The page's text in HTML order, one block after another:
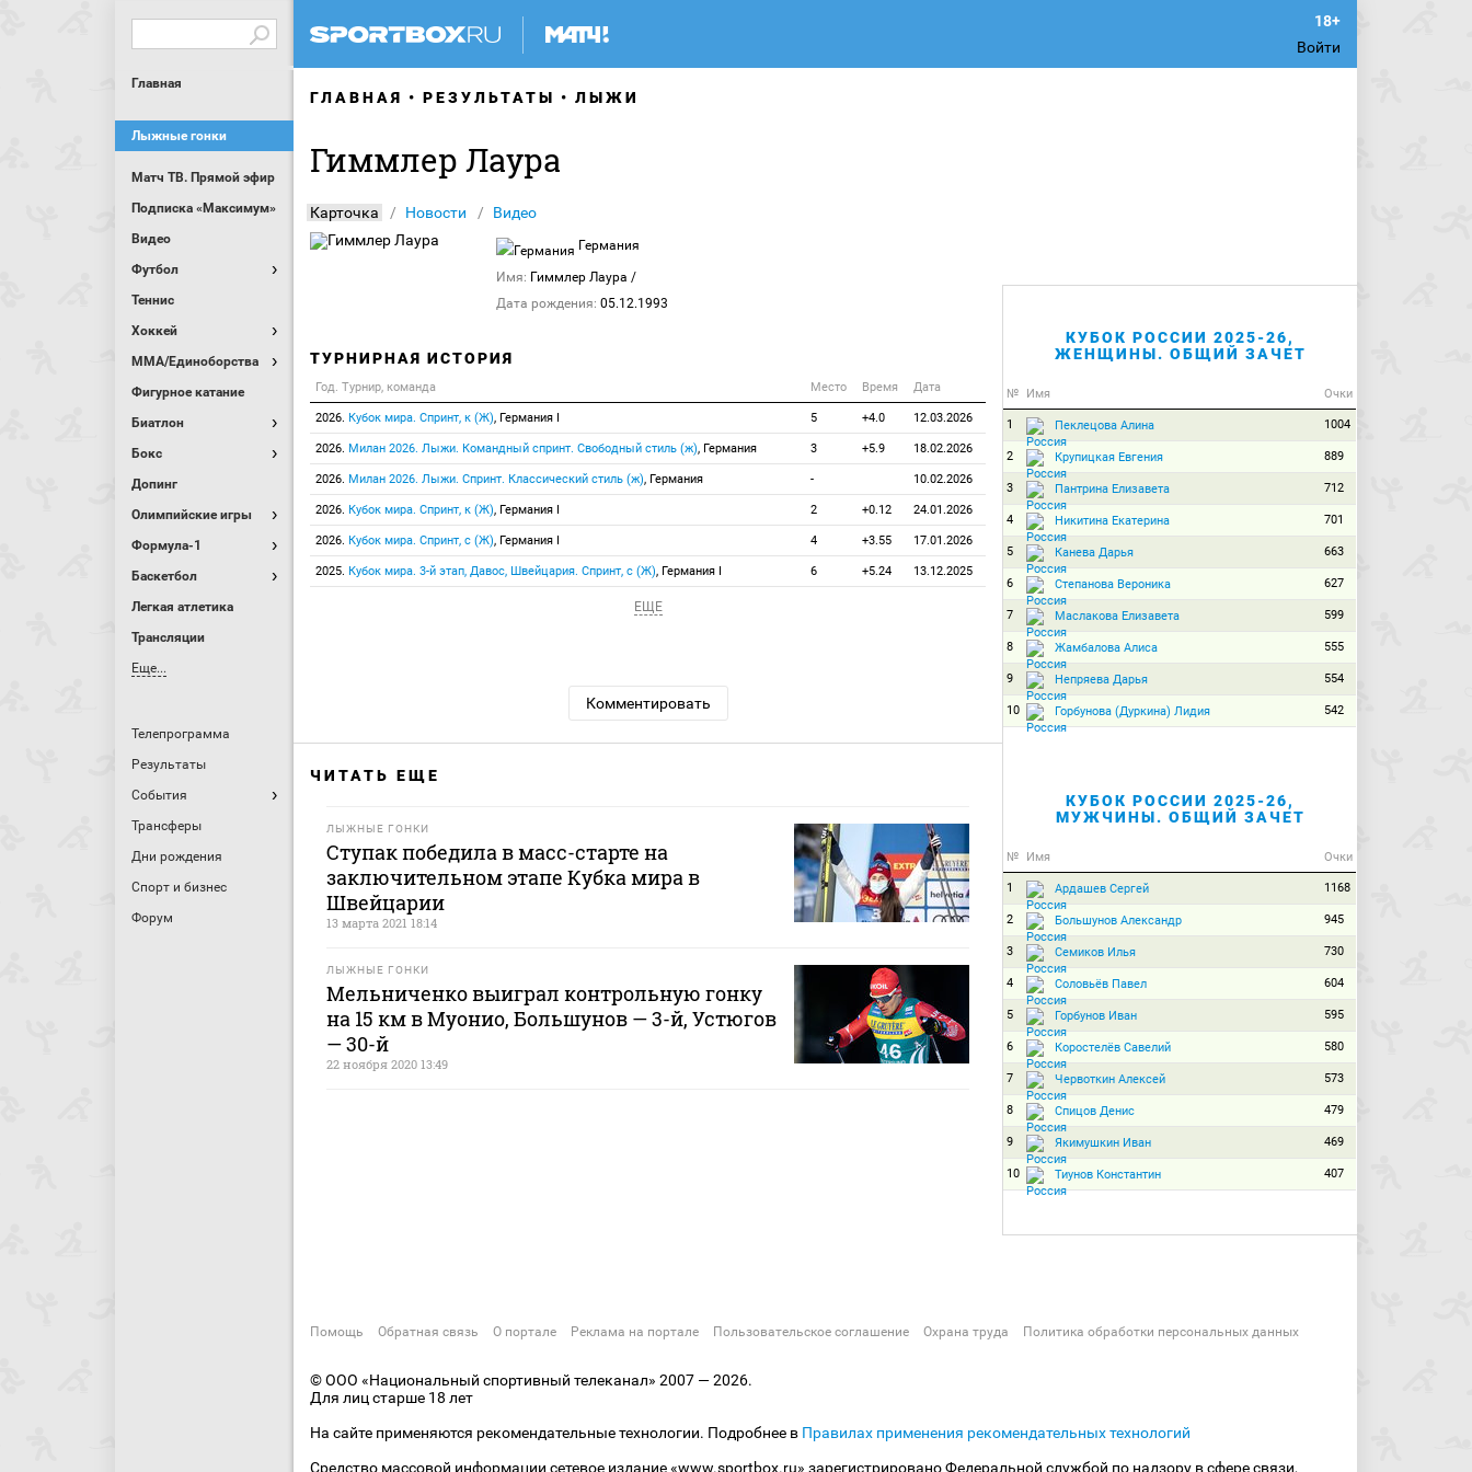
Войти
Главная
Лыжные гонки
Матч ТВ. Прямой эфир
Подписка «Максимум»
Видео
Футбол
Теннис
Хоккей
MMA/Единоборства
Фигурное катание
Биатлон
Бокс
Допинг
Олимпийские игры
Формула-1
Баскетбол
Легкая атлетика
Трансляции
Еще...
Телепрограмма
Результаты
События
Трансферы
Дни рождения
Спорт и бизнес
Форум
ГЛАВНАЯ РЕЗУЛЬТАТЫ ЛЫЖИ
Гиммлер Лаура
Карточка Новости Видео
Германия
Имя: Гиммлер Лаура /
Дата рождения: 05.12.1993
ТУРНИРНАЯ ИСТОРИЯ
Год. Турнир, команда Место Время Дата
2026. Кубок мира. Спринт, к (Ж), Германия I 5 +4.0 12.03.2026
2026. Милан 2026. Лыжи. Командный спринт. Свободный стиль (ж), Германия 3 +5.9 18.02.2026
2026. Милан 2026. Лыжи. Спринт. Классический стиль (ж), Германия - 10.02.2026
2026. Кубок мира. Спринт, к (Ж), Германия I 2 +0.12 24.01.2026
2026. Кубок мира. Спринт, с (Ж), Германия I 4 +3.55 17.01.2026
2025. Кубок мира. 3-й этап, Давос, Швейцария. Спринт, с (Ж), Германия I 6 +5.24 13.12.2025
ЕЩЕ
Комментировать
ЧИТАТЬ ЕЩЕ
ЛЫЖНЫЕ ГОНКИ
Ступак победила в масс-старте на
заключительном этапе Кубка мира в
Швейцарии
13 марта 2021 18:14
ЛЫЖНЫЕ ГОНКИ
Мельниченко выиграл контрольную гонку
на 15 км в Муонио, Большунов — 3-й, Устюгов
— 30-й
22 ноября 2020 13:49
КУБОК РОССИИ 2025-26,
ЖЕНЩИНЫ. ОБЩИЙ ЗАЧЕТ
№ Имя Очки
1 Пеклецова Алина 1004
2 Крупицкая Евгения 889
3 Пантрина Елизавета 712
4 Никитина Екатерина 701
5 Канева Дарья 663
6 Степанова Вероника 627
7 Маслакова Елизавета 599
8 Жамбалова Алиса 555
9 Непряева Дарья 554
10 Горбунова (Дуркина) Лидия 542
КУБОК РОССИИ 2025-26,
МУЖЧИНЫ. ОБЩИЙ ЗАЧЕТ
№ Имя Очки
1 Ардашев Сергей 1168
2 Большунов Александр 945
3 Семиков Илья 730
4 Соловьёв Павел 604
5 Горбунов Иван 595
6 Коростелёв Савелий 580
7 Червоткин Алексей 573
8 Спицов Денис 479
9 Якимушкин Иван 469
10 Тиунов Константин 407
Помощь Обратная связь О портале Реклама на портале Пользовательское соглашение Охрана труда Политика обработки персональных данных
© ООО «Национальный спортивный телеканал» 2007 — 2026.
Для лиц старше 18 лет
На сайте применяются рекомендательные технологии. Подробнее в Правилах применения рекомендательных технологий
Средство массовой информации сетевое издание «www.sportbox.ru» зарегистрировано Федеральной службой по надзору в сфере связи,